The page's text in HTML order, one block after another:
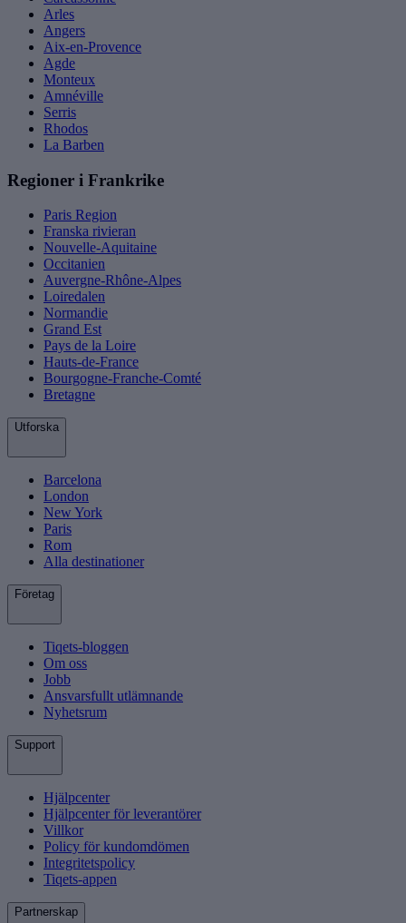
Arles
Angers
Aix-en-Provence
Agde
Monteux
Amnéville
Serris
Rhodos
La Barben
Regioner i Frankrike
Paris Region
Franska rivieran
Nouvelle-Aquitaine
Occitanien
Auvergne-Rhône-Alpes
Loiredalen
Normandie
Grand Est
Pays de la Loire
Hauts-de-France
Bourgogne-Franche-Comté
Bretagne
Utforska
Barcelona
London
New York
Paris
Rom
Alla destinationer
Företag
Tiqets-bloggen
Om oss
Jobb
Ansvarsfullt utlämnande
Nyhetsrum
Support
Hjälpcenter
Hjälpcenter för leverantörer
Villkor
Policy för kundomdömen
Integritetspolicy
Tiqets-appen
Partnerskap